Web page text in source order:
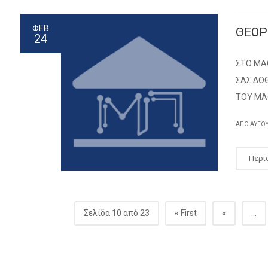
ΦΕΒ
24
ΣΤΟ
ΣΑΣ
ΤΟΥ
ΑΠΌ
Σελίδα 10 από 23 « First «